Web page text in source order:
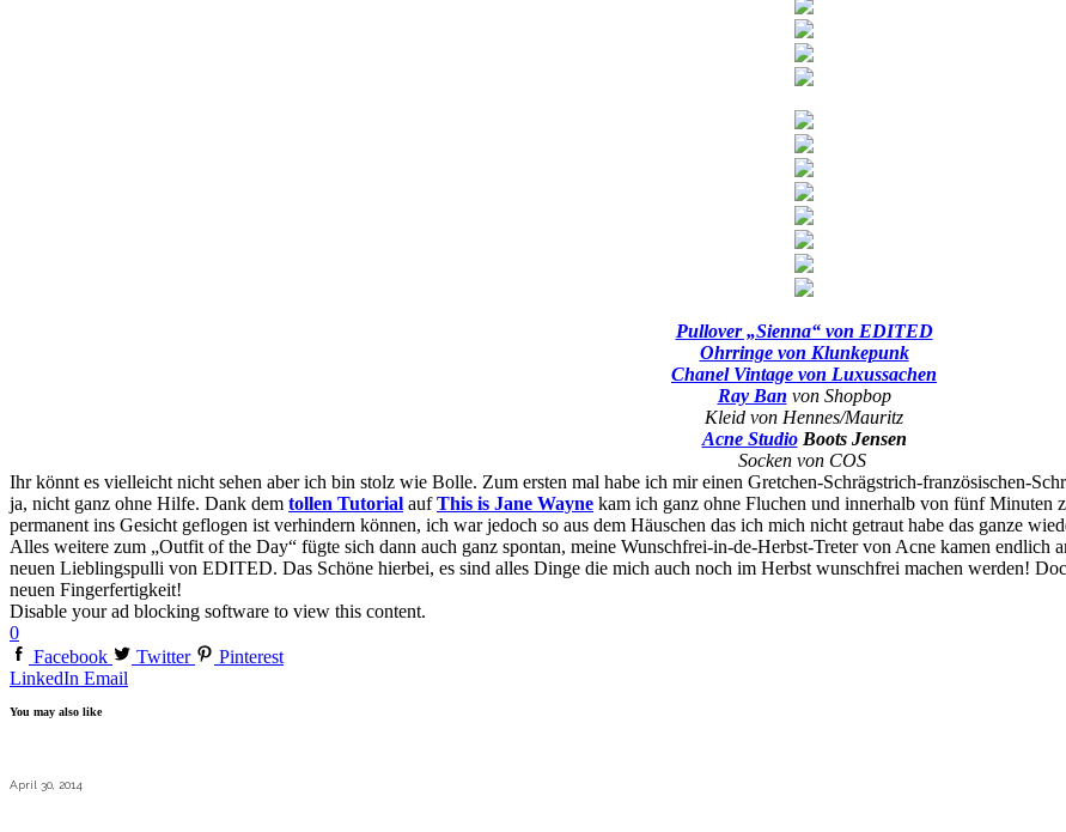
Pullover „Sienna“ von EDITED
Ohrringe von Klunkepunk
Chanel Vintage von Luxussachen
Ray Ban von Shopbop
Kleid von Hennes/Mauritz
Acne StudioBoots Jensen
Socken von COS
Ihr könnt es vielleicht nicht sehen aber ich bin stolz wie Bolle. Zum ersten mal habe ich mir einen Gretchen-Schrägstrich-französischen-
ja, nicht ganz ohne Hilfe. Dank dem tollen Tutorial aufThis is Jane Wayne kam ich ganz ohne Fluchen und innerhalb von fünf Minuten
permanent ins Gesicht geflogen ist verhindern können, ich war jedoch so aus dem Häuschen das ich mich nicht getraut habe das ganze
Alles weitere zum „Outfit of the Day“ fügte sich dann auch ganz spontan, meine Wunschfrei-in-de-Herbst-Treter von Acne kamen
neuen Lieblingspulli von EDITED. Das Schöne hierbei, es sind alles Dinge die mich auch noch im Herbst wunschfrei machen werden!
neuen Fingerfertigkeit!
Disable your ad blocking software to view this content.
0
Facebook
Twitter
Pinterest
LinkedIn Email
You may also like
April 30, 2014